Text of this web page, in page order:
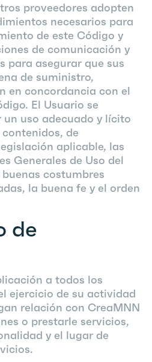
proveedores adopten
necesarios para
de este Código y
de comunicación y
para asegurar que sus
de suministro,
en concordancia con el
El Usuario se
uso adecuado y lícito
de
aplicable, las
Generales de Uso del
costumbres
la buena fe y el orden
de
a todos los
ejercicio de su actividad
relación con CreaMNN
o prestarle servicios,
y el lugar de